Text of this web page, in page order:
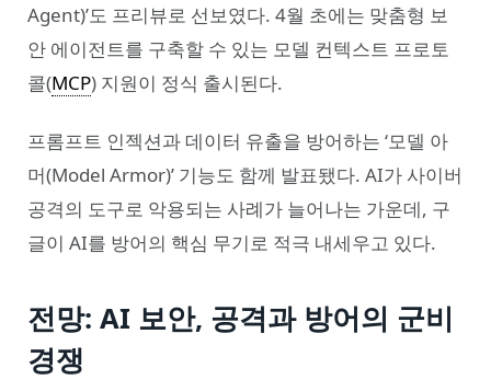
Agent)’도 프리뷰로 선보였다. 4월 초에는 맞춤형 보
안 에이전트를 구축할 수 있는 모델 컨텍스트 프로토
콜(MCP) 지원이 정식 출시된다.
프롬프트 인젝션과 데이터 유출을 방어하는 ‘모델 아
머(Model Armor)’ 기능도 함께 발표됐다. AI가 사이버
공격의 도구로 악용되는 사례가 늘어나는 가운데, 구
글이 AI를 방어의 핵심 무기로 적극 내세우고 있다.
전망: AI 보안, 공격과 방어의 군비
경쟁